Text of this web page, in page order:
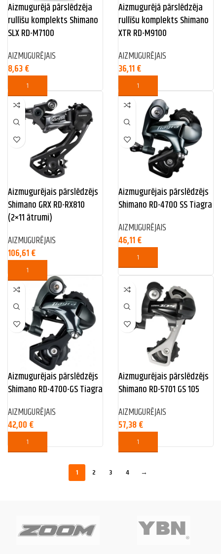
Aizmugurējā pārslēdzēja
rullīšu komplekts Shimano
SLX RD-M7100
AIZMUGURĒJAIS
8,63€
Aizmugurējā pārslēdzēja
rullīšu komplekts Shimano
XTR RD-M9100
AIZMUGURĒJAIS
36,11€
Aizmugurējais pārslēdzējs
Shimano GRX RD-RX810
(2×11 ātrumi)
AIZMUGURĒJAIS
106,61€
Aizmugurējais pārslēdzējs
Shimano RD-4700 SS Tiagra
AIZMUGURĒJAIS
46,11€
Aizmugurējais pārslēdzējs
Shimano RD-4700-GS Tiagra
AIZMUGURĒJAIS
42,00 €
Aizmugurējais pārslēdzējs
Shimano RD-5701 GS 105
AIZMUGURĒJAIS
57,38€
1 2 3 4 →